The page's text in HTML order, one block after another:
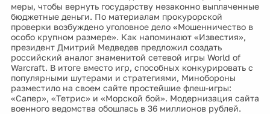
меры, чтобы вернуть государству незаконно выплаченные
бюджетные деньги. По материалам прокурорской
проверки возбуждено уголовное дело «Мошенничество в
особо крупном размере». Как напоминают «Известия»,
президент Дмитрий Медведев предложил создать
российский аналог знаменитой сетевой игры World of
Warcraft. В итоге вместо игр, способных конкурировать с
популярными шутерами и стратегиями, Минобороны
разместило на своем сайте простейшие флеш-игры:
«Сапер», «Тетрис» и «Морской бой». Модернизация сайта
военного ведомства обошлась в 36 миллионов рублей.